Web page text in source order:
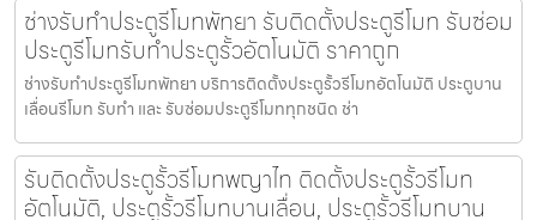
ช่างรับทำประตูรีโมทพัทยา รับติดตั้งประตูรีโมท รับซ่อม
ประตูรีโมทรับทำประตูรั้วอัตโนมัติ ราคาถูก
ช่างรับทำประตูรีโมทพัทยา บริการติดตั้งประตูรั้วรีโมทอัตโนมัติ ประตูบาน
เลื่อนรีโมท รับทำ และ รับซ่อมประตูรีโมททุกชนิด ช่า
รับติดตั้งประตูรั้วรีโมทพญาไท ติดตั้งประตูรั้วรีโมท
อัตโนมัติ, ประตูรั้วรีโมทบานเลื่อน, ประตูรั้วรีโมทบาน